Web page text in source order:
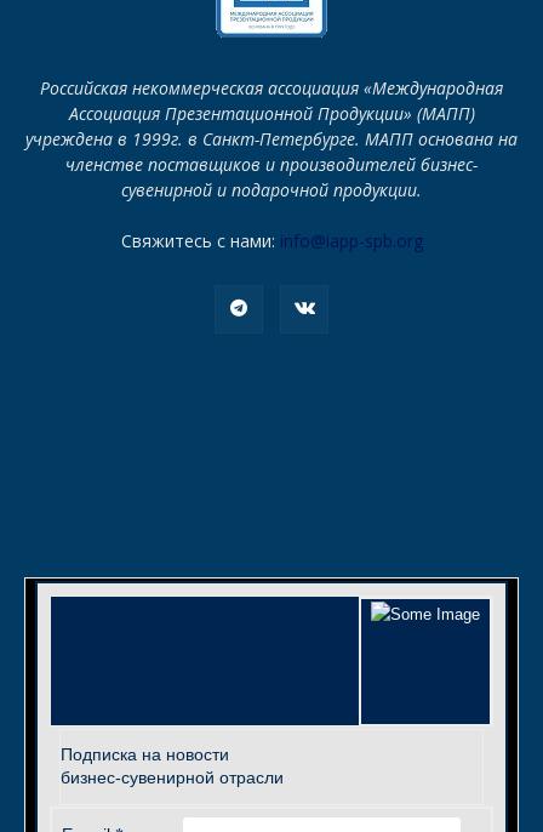
Российская некоммерческая ассоциация «Международная
Ассоциация Презентационной Продукции» (МАПП)
учреждена в 1999г. в Санкт-Петербурге. МАПП основана на
членстве поставщиков и производителей бизнес-
сувенирной и подарочной продукции.
Свяжитесь с нами: info@iapp-spb.org
Подписка на новости
бизнес-сувенирной отрасли